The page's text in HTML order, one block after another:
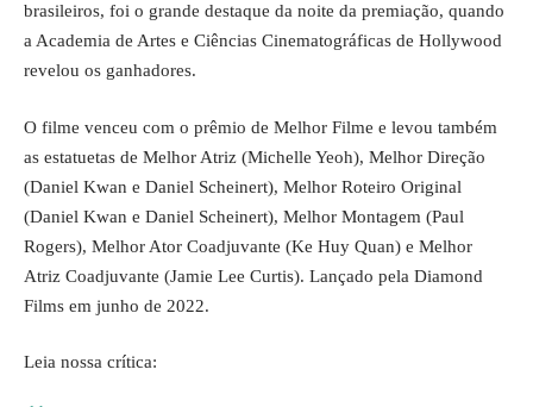
brasileiros, foi o grande destaque da noite da premiação, quando
a Academia de Artes e Ciências Cinematográficas de Hollywood
revelou os ganhadores.
O filme venceu com o prêmio de Melhor Filme e levou também
as estatuetas de Melhor Atriz (Michelle Yeoh), Melhor Direção
(Daniel Kwan e Daniel Scheinert), Melhor Roteiro Original
(Daniel Kwan e Daniel Scheinert), Melhor Montagem (Paul
Rogers), Melhor Ator Coadjuvante (Ke Huy Quan) e Melhor
Atriz Coadjuvante (Jamie Lee Curtis). Lançado pela Diamond
Films em junho de 2022.
Leia nossa crítica: